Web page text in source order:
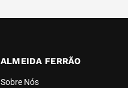
ALMEIDA FERRÃO
Sobre Nós